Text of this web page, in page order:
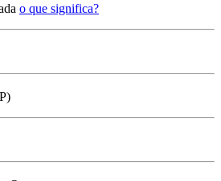
o que significa?